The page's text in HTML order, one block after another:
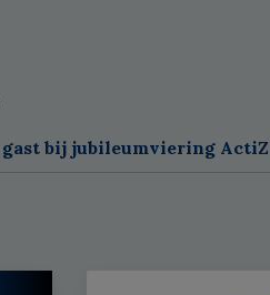
gast bij jubileumviering ActiZ